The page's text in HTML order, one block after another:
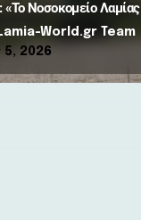
«Το Νοσοκομείο Λαμίας
σε πρότυπο»
Lamia-World.gr Team
5, 2026